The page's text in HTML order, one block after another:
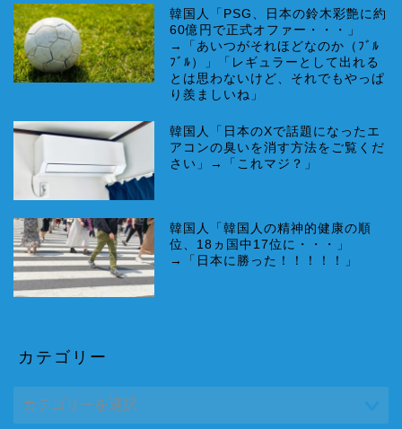
韓国人「PSG、日本の鈴木彩艶に約
60億円で正式オファー・・・」
→「あいつがそれほどなのか（ﾌﾞﾙ
ﾌﾞﾙ）」「レギュラーとして出れる
とは思わないけど、それでもやっぱ
り羨ましいね」
韓国人「日本のXで話題になったエ
アコンの臭いを消す方法をご覧くだ
さい」→「これマジ？」
韓国人「韓国人の精神的健康の順
位、18ヵ国中17位に・・・」
→「日本に勝った！！！！！」
カテゴリー